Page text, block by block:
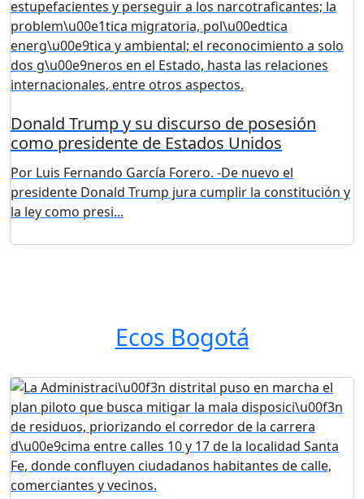
Donald Trump y su discurso de posesión
como presidente de Estados Unidos
Por Luis Fernando García Forero. -De nuevo el
presidente Donald Trump jura cumplir la constitución y
la ley como presi...
Ecos Bogotá